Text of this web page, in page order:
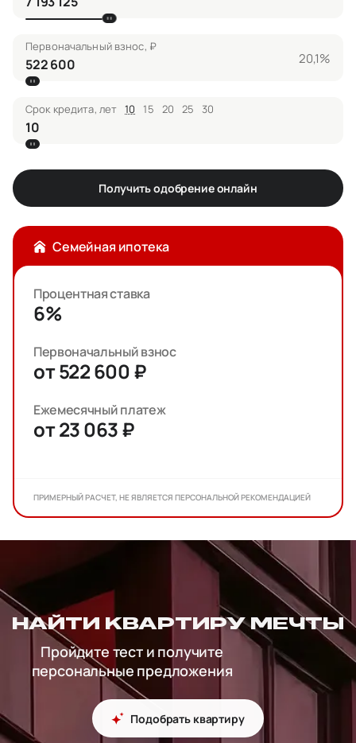
Первоначальный взнос, ₽
20,1%
Срок кредита, лет 10 15 20 25 30
Получить одобрение онлайн
Семейная ипотека
Процентная ставка
6%
Первоначальный взнос
от 522 600 ₽
Ежемесячный платеж
от 23 063 ₽
ПРИМЕРНЫЙ РАСЧЕТ, НЕ ЯВЛЯЕТСЯ ПЕРСОНАЛЬНОЙ РЕКОМЕНДАЦИЕЙ
НАЙТИ КВАРТИРУ МЕЧТЫ
Пройдите тест и получите
персональные предложения
Подобрать квартиру